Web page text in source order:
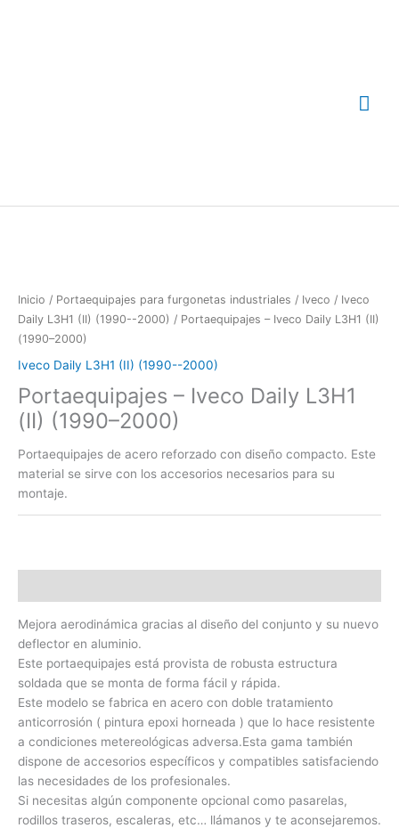
Inicio / Portaequipajes para furgonetas industriales / Iveco / Iveco
Daily L3H1 (II) (1990--2000) / Portaequipajes – Iveco Daily L3H1 (II)
(1990–2000)
Iveco Daily L3H1 (II) (1990--2000)
Portaequipajes – Iveco Daily L3H1
(II) (1990–2000)
Portaequipajes de acero reforzado con diseño compacto. Este
material se sirve con los accesorios necesarios para su
montaje.
Mejora aerodinámica gracias al diseño del conjunto y su nuevo
deflector en aluminio.
Este portaequipajes está provista de robusta estructura
soldada que se monta de forma fácil y rápida.
Este modelo se fabrica en acero con doble tratamiento
anticorrosión ( pintura epoxi horneada ) que lo hace resistente
a condiciones metereológicas adversa.Esta gama también
dispone de accesorios específicos y compatibles satisfaciendo
las necesidades de los profesionales.
Si necesitas algún componente opcional como pasarelas,
rodillos traseros, escaleras, etc… llámanos y te aconsejaremos.